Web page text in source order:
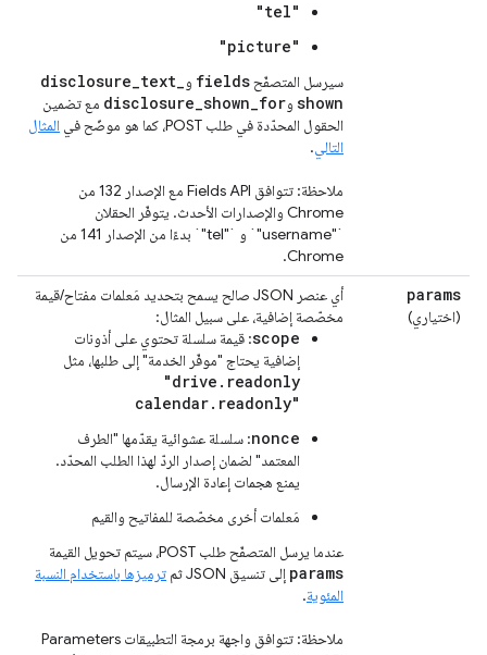
"tel"
"picture"
سيرسل المتصفّحfields و disclosure_text_
shown و disclosure_shown_for
مع تضمين
الحقول المحدّدة في طلب POST، كما هو موضّح في
المثال
التالي.
ملاحظة: تتوافق Fields API مع الإصدار 132 من
Chrome والإصدارات الأحدث. يتوفّر الحقلان
`"username"` و `"tel"` بدءًا من الإصدار 141 من
Chrome.
params
(اختياري)
أي عنصر JSON صالح يسمح بتحديد مَعلمات مفتاح/قيمة
مخصّصة إضافية، على سبيل المثال:
scope: قيمة سلسلة تحتوي على أذونات
إضافية يحتاج "موفّر الخدمة" إلى طلبها، مثل
"drive.readonly
calendar.readonly"
nonce: سلسلة عشوائية يقدّمها "الطرف
المعتمد" لضمان إصدار الردّ لهذا الطلب المحدّد.
يمنع هجمات إعادة الإرسال.
مَعلمات أخرى مخصّصة للمفاتيح والقيم
عندما يرسل المتصفّح طلب POST، سيتم تحويل القيمة
params إلى تنسيق JSON ثم
ترميزها باستخدام النسبة
المئوية.
ملاحظة: تتوافق واجهة برمجة التطبيقات Parameters